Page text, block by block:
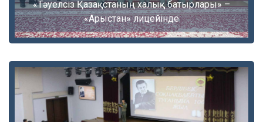
«Тәуелсіз Қазақстаның халық батырлары» –
«Арыстан» лицейінде